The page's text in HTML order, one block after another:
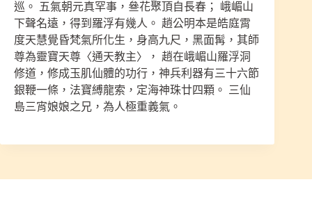
巡。 五氣朝元真罕事，叄花聚頂自長春； 峨嵋山
下聲名遠，得到羅浮有幾人。 趙公明本是皓庭霄
度天慧覺昏梵氣所化生，身高九尺，黑面髯，其師
尊為靈寶天尊〈通天教主〉， 趙在峨嵋山羅浮洞
修道，修成玉肌仙體的功行，神兵利器有三十六節
銀鞭一條，法寶縛龍索，定海神珠廿四顆。 三仙
島三宵娘娘之兄，為人極重義氣。